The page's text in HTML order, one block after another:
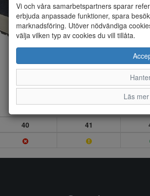
40 41
Vi och våra samarbetspartners sparar
erbjuda anpassade funktioner, spara
marknadsföring. Utöver nödvändiga
välja vilken typ av cookies du vill tillåta.
Läs